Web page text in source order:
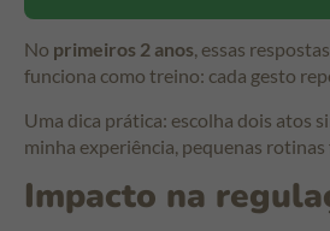
No primeiros 2 anos, essas
funciona como treino: cada gesto
Uma dica prática: escolha dois atos
minha experiência, pequenas
Impacto na